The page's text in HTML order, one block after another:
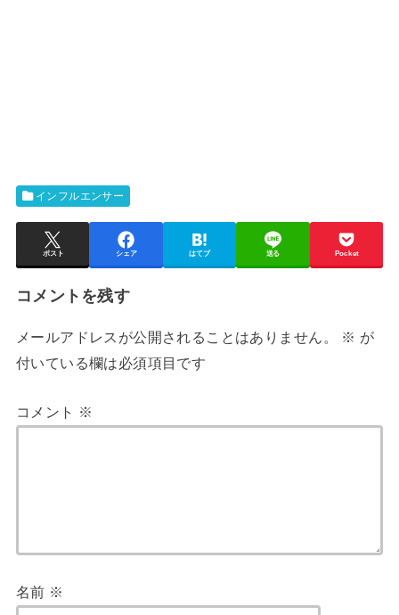
インフルエンサー
ポスト シェア はてブ 送る Pocket
コメントを残す
メールアドレスが公開されることはありません。 ※ が
付いている欄は必須項目です
コメント ※
名前 ※